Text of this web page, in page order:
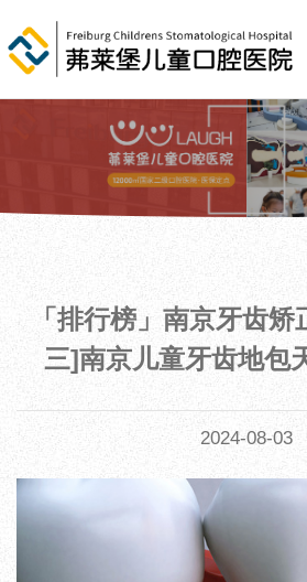
「排行榜」南京牙齿
三]南京儿童牙齿地包
2024-08-03